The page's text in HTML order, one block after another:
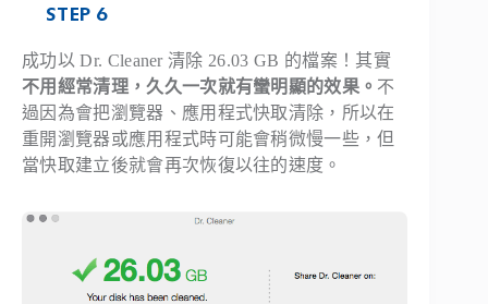
STEP 6
成功以 Dr. Cleaner 清除 26.03 GB 的檔案！其實
不用經常清理，久久一次就有蠻明顯的效果。 不
過因為會把瀏覽器、應用程式快取清除，所以在
重開瀏覽器或應用程式時可能會稍微慢一些，但
當快取建立後就會再次恢復以往的速度。